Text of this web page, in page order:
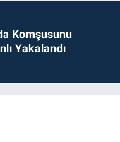
Komşusunu
Yakalandı